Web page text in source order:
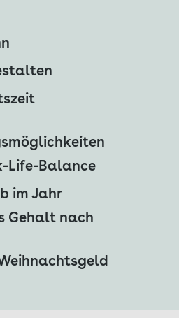
Life-Balance
im Jahr
Gehalt nach